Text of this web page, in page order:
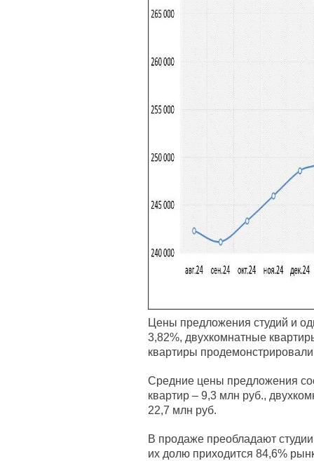
Цены предложения студий и
3,82%, двухкомнатные
квартиры
Средние цены предложения
квартир – 9,3 млн руб.,
22,7 млн руб.
В продаже преобладают
их долю приходится 84,6%